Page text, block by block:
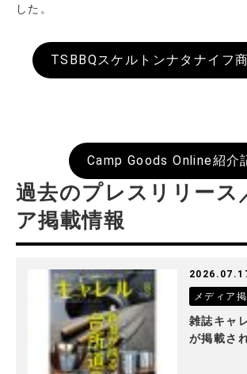
した。
TSBBQスケルトンナタナイフ
Camp Goods Online紹介
過去のプレスリリース
ア掲載情報
メディア
雑誌キャ
が掲載さ